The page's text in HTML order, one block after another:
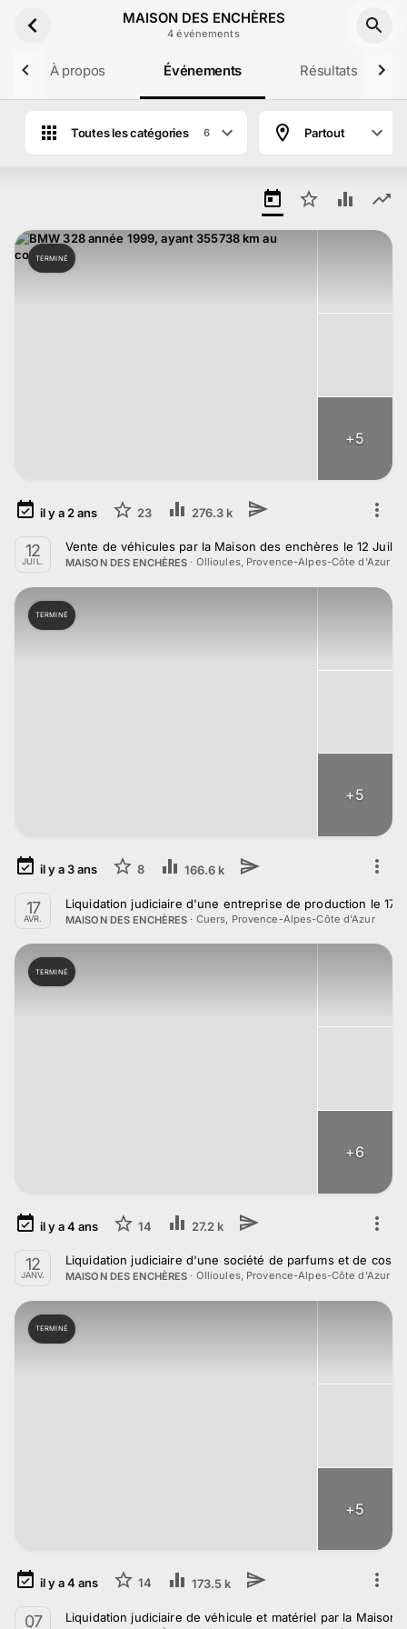
MAISON DES ENCHÈRES
4 événements
À propos Événements Résultats
Toutes les catégories 6 Partout
TERMINÉ
+5
il y a 2ans 23 276.3 k
12
JUIL.
Vente de véhicules par la Maison des enchères le 12
MAISON DES ENCHÈRES · Ollioules, Provence-Alpes-Côte d'Azur
TERMINÉ
+5
il y a3ans 8 166.6 k
17
AVR.
Liquidation judiciaire d'une entreprise de production le 17
MAISON DES ENCHÈRES · Cuers, Provence-Alpes-Côte d'Azur
TERMINÉ
+6
il y a4 ans 14 27.2 k
12
JANV.
Liquidation judiciaire d'une société de parfums et de
MAISON DES ENCHÈRES · Ollioules, Provence-Alpes-Côte d'Azur
TERMINÉ
+5
il y a4 ans 14 173.5 k
07 Liquidation judiciaire de véhicule et matériel par la Maison